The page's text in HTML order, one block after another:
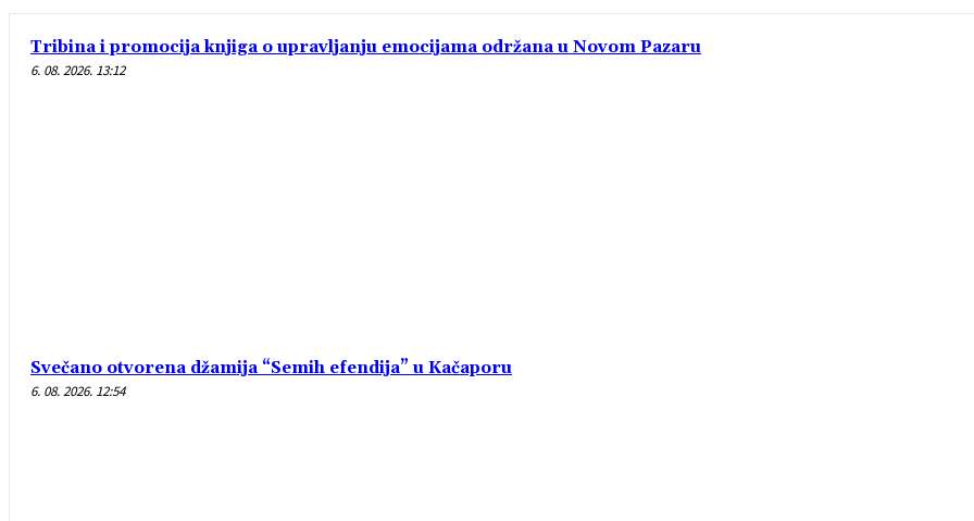
Tribina i promocija knjiga o upravljanju emocijama održana u Novom Pazaru
6. 08. 2026. 13:12
Svečano otvorena džamija “Semih efendija” u Kačaporu
6. 08. 2026. 12:54